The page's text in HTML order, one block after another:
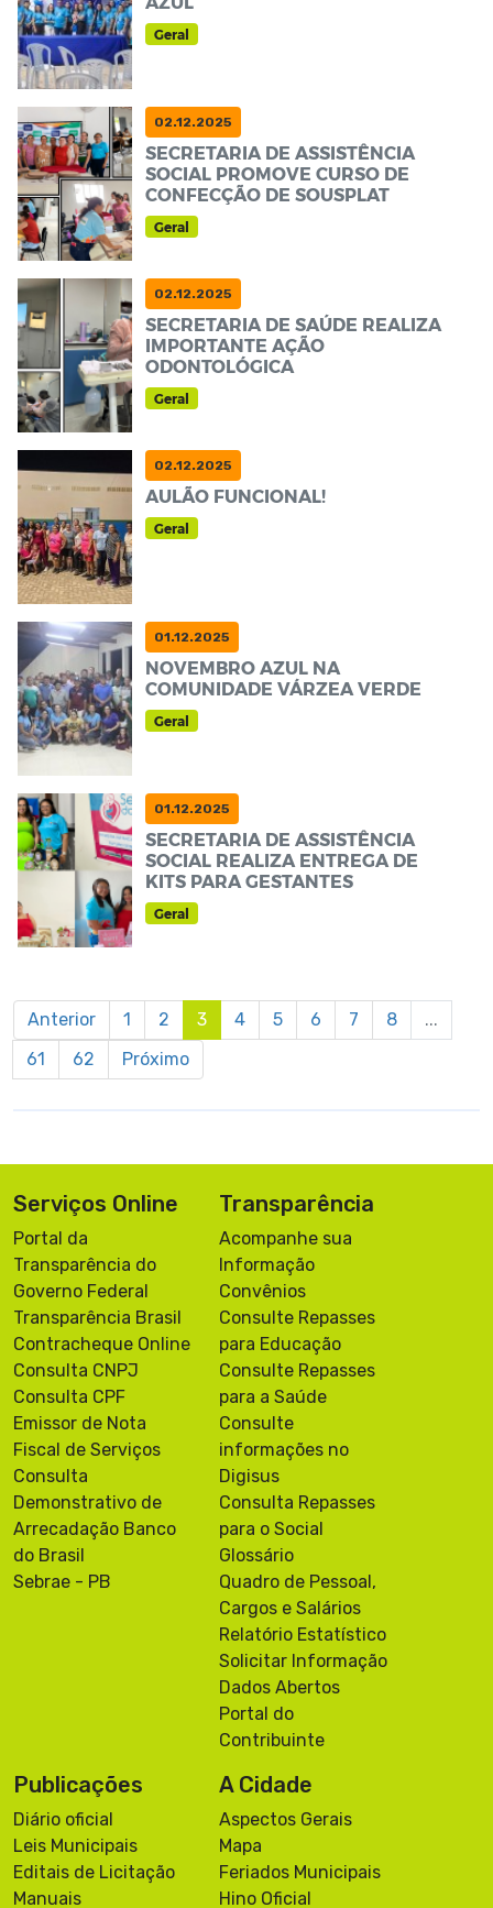
Geral
02.12.2025
SECRETARIA DE ASSISTÊNCIA
SOCIAL PROMOVE CURSO DE
CONFECÇÃO DE SOUSPLAT
Geral
02.12.2025
SECRETARIA DE SAÚDE REALIZA
IMPORTANTE AÇÃO
ODONTOLÓGICA
Geral
02.12.2025
AULÃO FUNCIONAL!
Geral
01.12.2025
NOVEMBRO AZUL NA
COMUNIDADE VÁRZEA VERDE
Geral
01.12.2025
SECRETARIA DE ASSISTÊNCIA
SOCIAL REALIZA ENTREGA DE
KITS PARA GESTANTES
Geral
Anterior 1 2 3 4 5 6 7 8
...
61
62 Próximo
Serviços Online
Portal da
Transparência do
Governo Federal
Transparência Brasil
Contracheque Online
Consulta CNPJ
Consulta CPF
Emissor de Nota
Fiscal de Serviços
Consulta
Demonstrativo de
Arrecadação Banco
do Brasil
Sebrae - PB
Transparência
Acompanhe sua
Informação
Convênios
Consulte Repasses
para Educação
Consulte Repasses
para a Saúde
Consulte
informações no
Digisus
Consulta Repasses
para o Social
Glossário
Quadro de Pessoal,
Cargos e Salários
Relatório Estatístico
Solicitar Informação
Dados Abertos
Portal do
Contribuinte
Publicações
Diário oficial
Leis Municipais
Editais de Licitação
Manuais
A Cidade
Aspectos Gerais
Mapa
Feriados Municipais
Hino Oficial